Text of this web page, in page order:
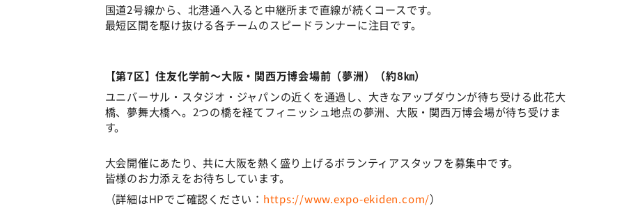
国道2号線から、北港通へ入ると中継所まで直線が続くコースです。
最短区間を駆け抜ける各チームのスピードランナーに注目です。
【第7区】住友化学前～大阪・関西万博会場前（夢洲）（約8㎞）
ユニバーサル・スタジオ・ジャパンの近くを通過し、大きなアップダウンが待ち受ける此花大
橋、夢舞大橋へ。2つの橋を経てフィニッシュ地点の夢洲、大阪・関西万博会場が待ち受けま
す。
大会開催にあたり、共に大阪を熱く盛り上げるボランティアスタッフを募集中です。
皆様のお力添えをお待ちしています。
（詳細はHPでご確認ください： https://www.expo-ekiden.com/）